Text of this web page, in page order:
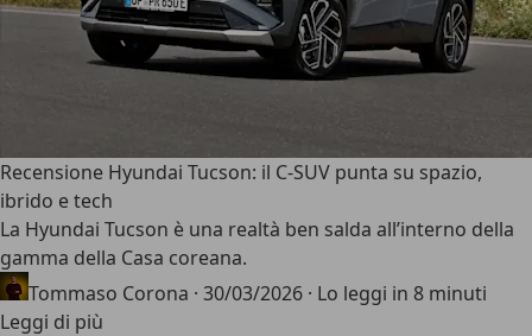
Recensione Hyundai Tucson: il C-SUV punta su spazio,
ibrido e tech
La Hyundai Tucson è una realtà ben salda all’interno della
gamma della Casa coreana.
Tommaso Corona · 30/03/2026 · Lo leggi in 8 minuti
Leggi di più